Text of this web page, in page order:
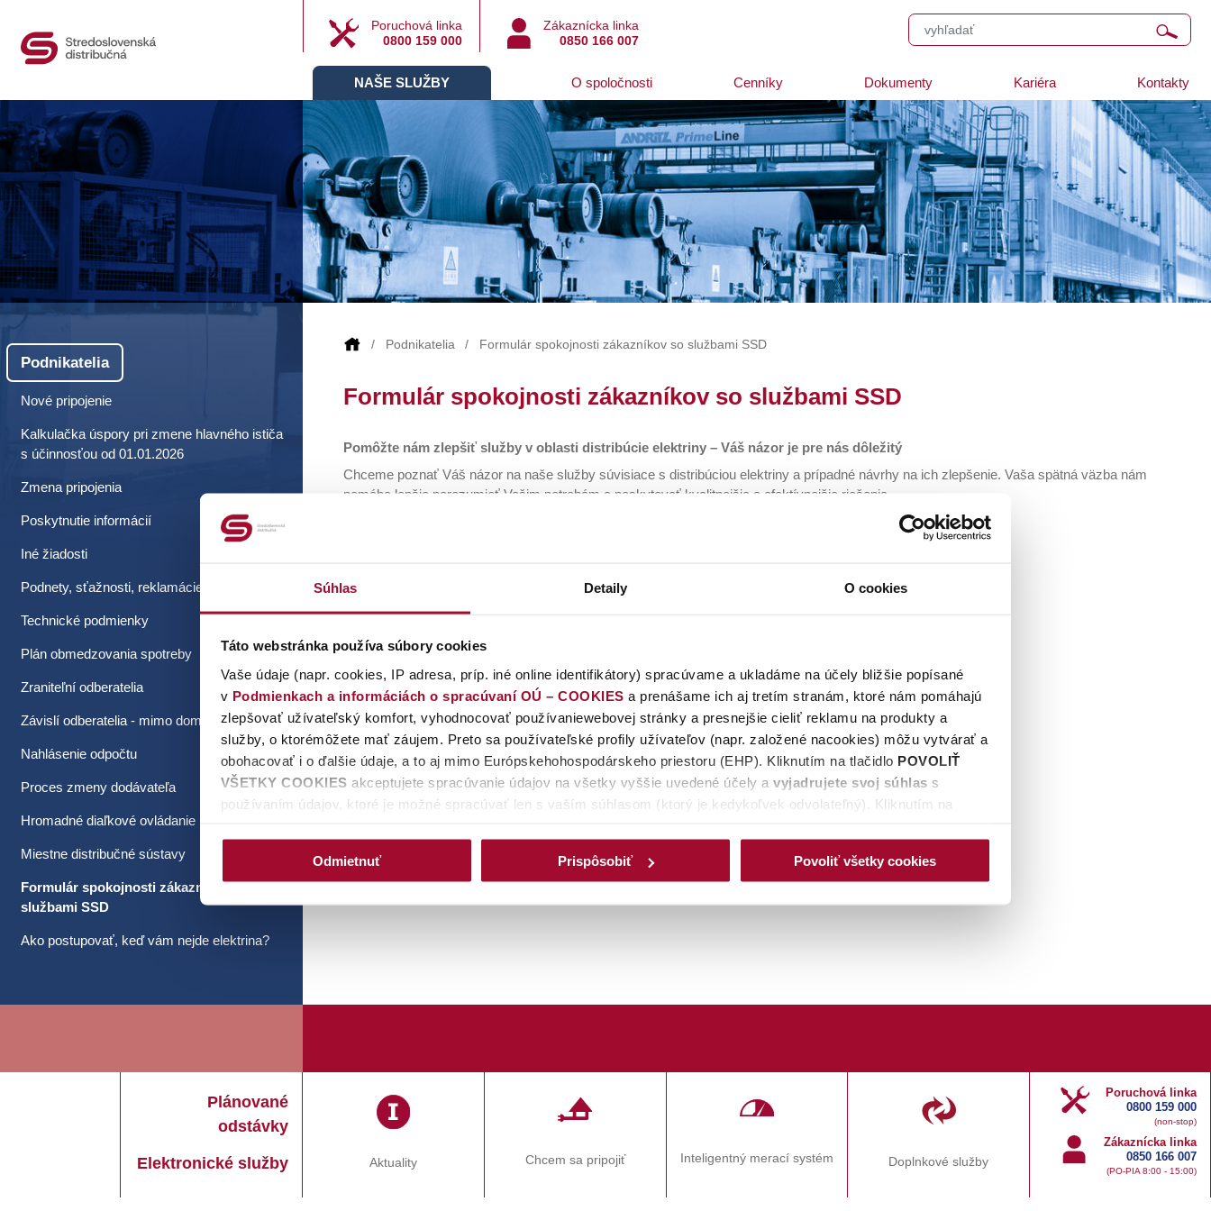
Súhlas Detaily O cookies
Táto webstránka používa súbory cookies
Vaše údaje (napr. cookies, IP adresa, príp. iné online identifikátory) spracúvame a ukladáme na účely bližšie popísané
v Podmienkach a informáciách o spracúvaní OÚ – COOKIES a prenášame ich aj tretím stranám, ktoré nám pomáhajú
zlepšovať užívateľský komfort, vyhodnocovať používaniewebovej stránky a presnejšie cieliť reklamu na produkty a
služby, o ktorémôžete mať záujem. Preto sa používateľské profily užívateľov (napr. založené nacookies) môžu vytvárať a
obohacovať i o ďalšie údaje, a to aj mimo Európskehohospodárskeho priestoru (EHP). Kliknutím na tlačidlo POVOLIŤ
VŠETKY COOKIES akceptujete spracúvanie údajov na všetky vyššie uvedené účely a vyjadrujete svoj súhlas s
používaním údajov, ktoré je možné spracúvať len s vaším súhlasom (ktorý je kedykoľvek odvolateľný). Kliknutím na
udeliť/neudeliť súhlas pre jednotlivédruhy cookies samostatne. Svoj výber môžete kedykoľvek zmeniť prostredníctvom
súhlasu).Zobrazia sa vám aj dve tlačidla Zrušiť súhlas a Zmeniť súhlas, prostredníctvomktorých môžete zmeniť svoje
Odmietnuť Prispôsobiť Povoliť všetky cookies
Poruchová linka
0800 159 000
Zákaznícka linka
0850 166 007
NAŠE SLUŽBY O spoločnosti Cenníky Dokumenty Kariéra Kontakty
Podnikatelia
Nové pripojenie
Kalkulačka úspory pri zmene hlavného ističa
s účinnosťou od 01.01.2026
Zmena pripojenia
Poskytnutie informácií
Iné žiadosti
Podnety, sťažnosti, reklamácie
Technické podmienky
Plán obmedzovania spotreby
Zraniteľní odberatelia
Závislí odberatelia - mimo domácnosti
Nahlásenie odpočtu
Proces zmeny dodávateľa
Hromadné diaľkové ovládanie
Miestne distribučné sústavy
Formulár spokojnosti zákazníkov so
službami SSD
Ako postupovať, keď vám nejde elektrina?
Podnikatelia Formulár spokojnosti zákazníkov so službami SSD
Formulár spokojnosti zákazníkov so službami SSD
Pomôžte nám zlepšiť služby v oblasti distribúcie elektriny – Váš názor je pre nás dôležitý
Chceme poznať Váš názor na naše služby súvisiace s distribúciou elektriny a prípadné návrhy na ich zlepšenie. Vaša spätná väzba nám
pomáha lepšie porozumieť Vašim potrebám a poskytovať kvalitnejšie a efektívnejšie riešenia.
Preto sme pripravili krátky anonymný dotazník, ktorý Vám nezaberie viac než pár minút. V ňom môžete:
navrhnúť zlepšenia, ktoré by Vám uľahčili spoluprácu.
Formulár spokojnosti zákazníka na služby prevádzkovateľa distribučnej sústavy – vyplniť formulár
Ďakujeme, že nám pomáhate rásť a zlepšovať sa.
Plánované
odstávky
Elektronické služby Aktuality Chcem sa pripojiť Inteligentný merací systém Doplnkové služby
Poruchová linka
0800 159 000
(non-stop)
Zákaznícka linka
0850 166 007
(PO-PIA 8:00 - 15:00)